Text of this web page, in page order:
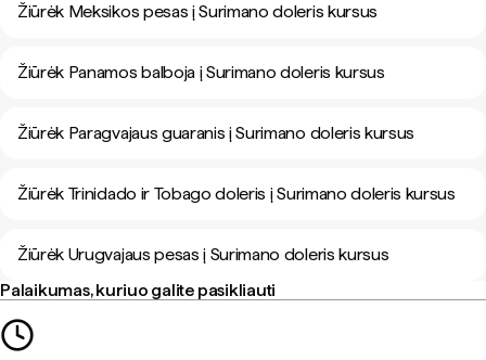
Žiūrėk Meksikos pesas į Surimano doleris kursus
Žiūrėk Panamos balboja į Surimano doleris kursus
Žiūrėk Paragvajaus guaranis į Surimano doleris kursus
Žiūrėk Trinidado ir Tobago doleris į Surimano doleris kursus
Žiūrėk Urugvajaus pesas į Surimano doleris kursus
Palaikumas, kuriuo galite pasikliauti